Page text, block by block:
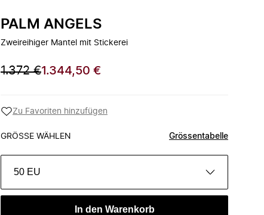
PALM ANGELS
Zweireihiger Mantel mit Stickerei
1.372 €1.344,50 €
Zu Favoriten hinzufügen
GRÖSSE WÄHLEN Grössentabelle
50 EU
In den Warenkorb